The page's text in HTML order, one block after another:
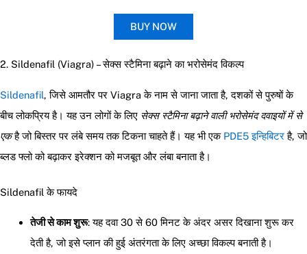
BUY NOW
2. Sildenafil (Viagra) – सेक्स स्टैमिना बढ़ाने का भरोसेमंद विकल्प
Sildenafil, जिसे आमतौर पर Viagra के नाम से जाना जाता है, दशकों से पुरुषों के
बीच लोकप्रिय है। यह उन लोगों के लिए सेक्स स्टैमिना बढ़ाने वाली भरोसेमंद दवाइयों में से
एकहै जो बिस्तर पर लंबे समय तक टिकना चाहते हैं। यह भी एक PDE5 इन्हिबिटरहै, जो
ब्लड फ्लो को बढ़ाकर इरेक्शन को मजबूत और लंबा बनाता है।
Sildenafil के फायदे
तेजी से काम शुरू: यह दवा 30 से 60 मिनट के अंदर असर दिखाना शुरू कर
देती है, जो इसे प्लान की हुई अंतरंगता के लिए अच्छा विकल्प बनाती है।